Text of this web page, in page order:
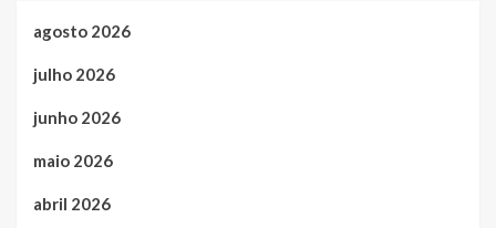
agosto 2026
julho 2026
junho 2026
maio 2026
abril 2026